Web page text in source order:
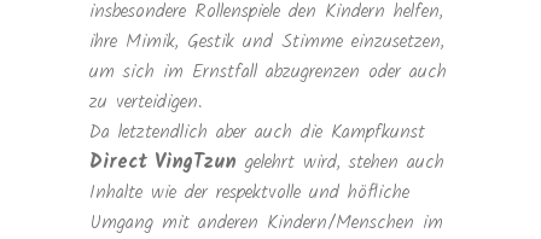
insbesondere Rollenspiele den Kindern helfen,
ihre Mimik, Gestik und Stimme einzusetzen,
um sich im Ernstfall abzugrenzen oder auch
zu verteidigen.
Da letztendlich aber auch die Kampfkunst
Direct VingTzun gelehrt wird, stehen auch
Inhalte wie der respektvolle und höfliche
Umgang mit anderen Kindern/Menschen im